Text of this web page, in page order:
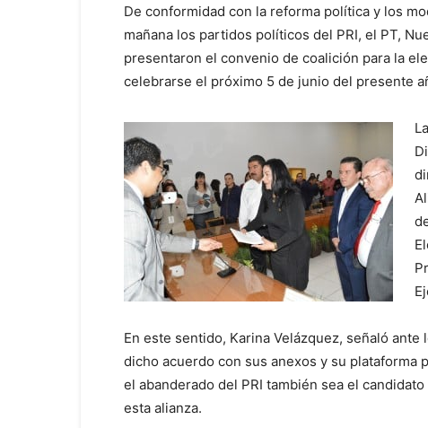
De conformidad con la reforma política y los
mañana los partidos políticos del PRI, el PT,
presentaron el convenio de coalición para la
celebrarse el próximo 5 de junio del presente
En este sentido, Karina Velázquez, señaló
dicho acuerdo con sus anexos y su plataforma
el abanderado del PRI también sea el
esta alianza.